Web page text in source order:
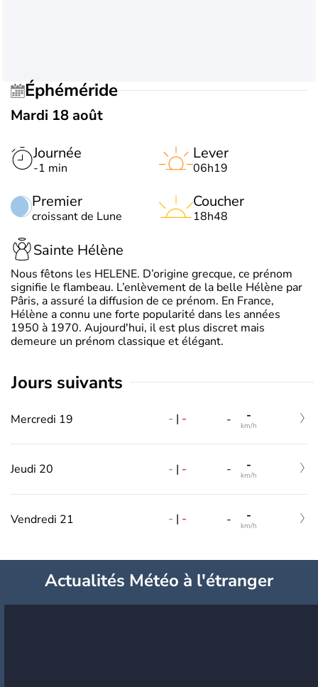
Éphéméride
Mardi 18 août
Journée
-1 min
Premier
croissant de Lune
Lever
06h19
Coucher
18h48
Sainte Hélène
Nous fêtons les HELENE. D’origine grecque, ce prénom
signifie le flambeau. L’enlèvement de la belle Hélène par
Pâris, a assuré la diffusion de ce prénom. En France,
Hélène a connu une forte popularité dans les années
1950 à 1970. Aujourd'hui, il est plus discret mais
demeure un prénom classique et élégant.
jours suivants
Mercredi 19 - | - - -
km/h
Jeudi 20 - | - - -
km/h
Vendredi 21 - | - - -
km/h
Actualités Météo à l'étranger